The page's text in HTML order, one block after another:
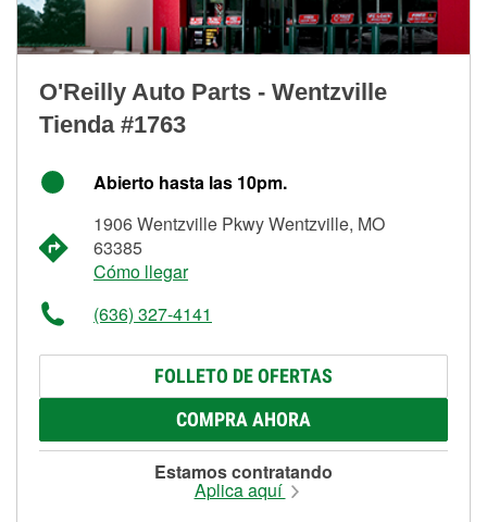
O'Reilly Auto Parts - Wentzville
Tienda #1763
Abierto hasta las 10pm.
1906 Wentzville Pkwy Wentzville, MO
63385
Cómo llegar
(636) 327-4141
FOLLETO DE OFERTAS
COMPRA AHORA
Estamos contratando
Aplica aquí